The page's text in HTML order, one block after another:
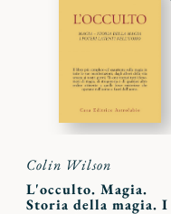
Colin Wilson
L'occulto. Magia.
Storia della magia. I